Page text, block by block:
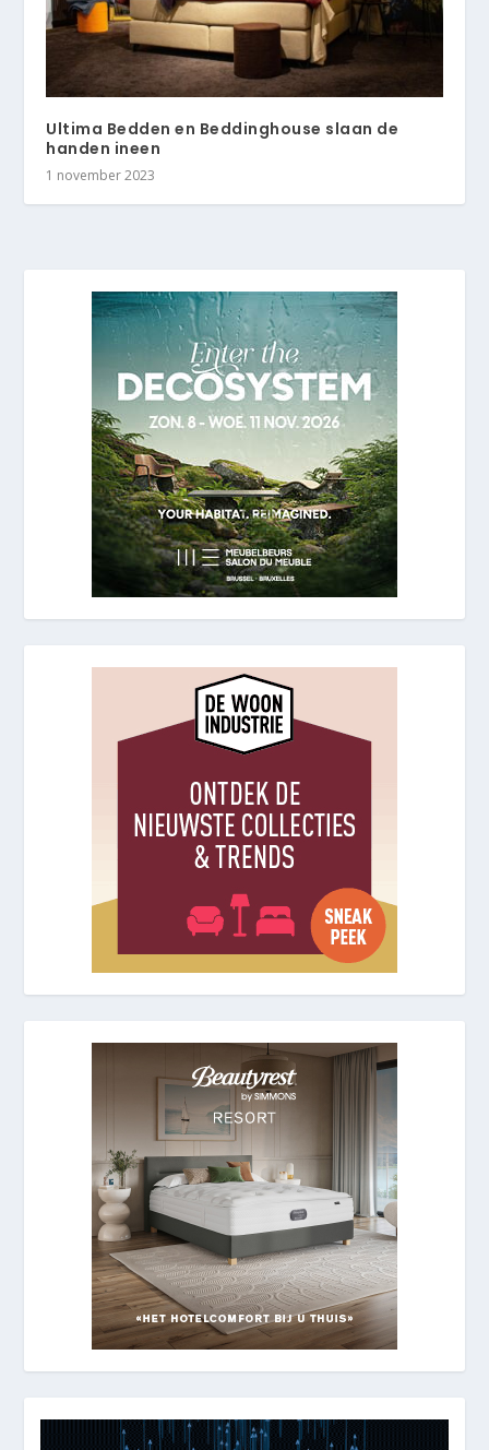
Ultima Bedden en Beddinghouse slaan de
handen ineen
1 november 2023